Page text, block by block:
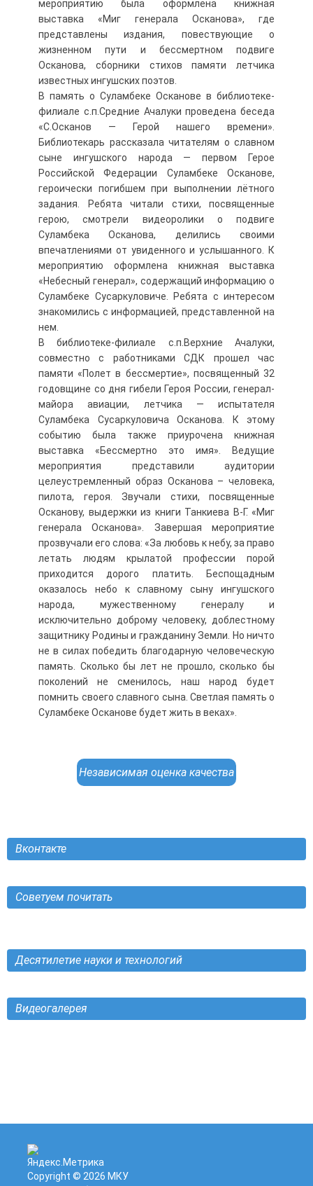
мероприятию была оформлена книжная
выставка «Миг генерала Осканова», где
представлены издания, повествующие о
жизненном пути и бессмертном подвиге
Осканова, сборники стихов памяти летчика
известных ингушских поэтов.
В память о Суламбеке Осканове в библиотеке-
филиале с.п.Средние Ачалуки проведена беседа
«С.Осканов — Герой нашего времени».
Библиотекарь рассказала читателям о славном
сыне ингушского народа — первом Герое
Российской Федерации Суламбеке Осканове,
героически погибшем при выполнении лётного
задания. Ребята читали стихи, посвященные
герою, смотрели видеоролики о подвиге
Суламбека Осканова, делились своими
впечатлениями от увиденного и услышанного. К
мероприятию оформлена книжная выставка
«Небесный генерал», содержащий информацию о
Суламбеке Сусаркуловиче. Ребята с интересом
знакомились с информацией, представленной на
нем.
В библиотеке-филиале с.п.Верхние Ачалуки,
совместно с работниками СДК прошел час
памяти «Полет в бессмертие», посвященный 32
годовщине со дня гибели Героя России, генерал-
майора авиации, летчика — испытателя
Суламбека Сусаркуловича Осканова. К этому
событию была также приурочена книжная
выставка «Бессмертно это имя». Ведущие
мероприятия представили аудитории
целеустремленный образ Осканова – человека,
пилота, героя. Звучали стихи, посвященные
Осканову, выдержки из книги Танкиева В-Г. «Миг
генерала Осканова». Завершая мероприятие
прозвучали его слова: «За любовь к небу, за право
летать людям крылатой профессии порой
приходится дорого платить. Беспощадным
оказалось небо к славному сыну ингушского
народа, мужественному генералу и
исключительно доброму человеку, доблестному
защитнику Родины и гражданину Земли. Но ничто
не в силах победить благодарную человеческую
память. Сколько бы лет не прошло, сколько бы
поколений не сменилось, наш народ будет
помнить своего славного сына. Светлая память о
Суламбеке Осканове будет жить в веках».
Независимая оценка качества
Вконтакте
Советуем почитать
Десятилетие науки и технологий
Видеогалерея
Copyright © 2026 МКУ